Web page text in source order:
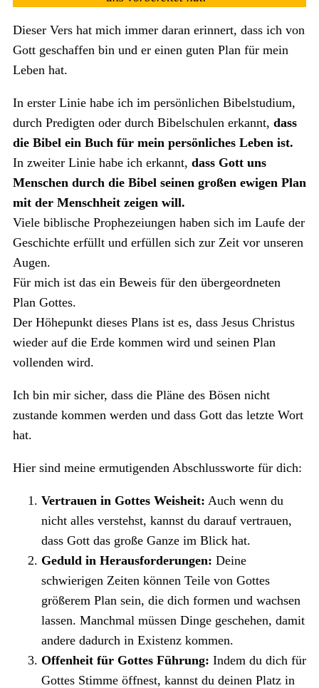
Dieser Vers hat mich immer daran erinnert, dass ich von
Gott geschaffen bin und er einen guten Plan für mein
Leben hat.
In erster Linie habe ich im persönlichen Bibelstudium,
durch Predigten oder durch Bibelschulen erkannt, dass
die Bibel ein Buch für mein persönliches Leben ist.
In zweiter Linie habe ich erkannt, dass Gott uns
Menschen durch die Bibel seinen großen ewigen Plan
mit der Menschheit zeigen will.
Viele biblische Prophezeiungen haben sich im Laufe der
Geschichte erfüllt und erfüllen sich zur Zeit vor unseren
Augen.
Für mich ist das ein Beweis für den übergeordneten
Plan Gottes.
Der Höhepunkt dieses Plans ist es, dass Jesus Christus
wieder auf die Erde kommen wird und seinen Plan
vollenden wird.
Ich bin mir sicher, dass die Pläne des Bösen nicht
zustande kommen werden und dass Gott das letzte Wort
hat.
Hier sind meine ermutigenden Abschlussworte für dich:
Vertrauen in Gottes Weisheit: Auch wenn du
nicht alles verstehst, kannst du darauf vertrauen,
dass Gott das große Ganze im Blick hat.
Geduld in Herausforderungen: Deine
schwierigen Zeiten können Teile von Gottes
größerem Plan sein, die dich formen und wachsen
lassen. Manchmal müssen Dinge geschehen, damit
andere dadurch in Existenz kommen.
Offenheit für Gottes Führung: Indem du dich für
Gottes Stimme öffnest, kannst du deinen Platz in